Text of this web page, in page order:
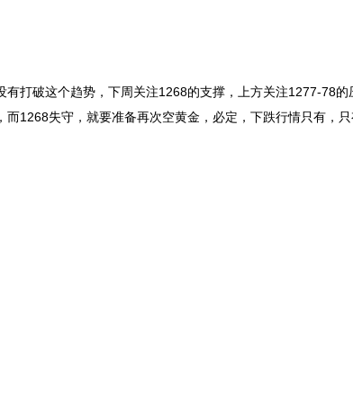
破这个趋势，下周关注1268的支撑，上方关注1277-78的
1268失守，就要准备再次空黄金，必定，下跌行情只有，只